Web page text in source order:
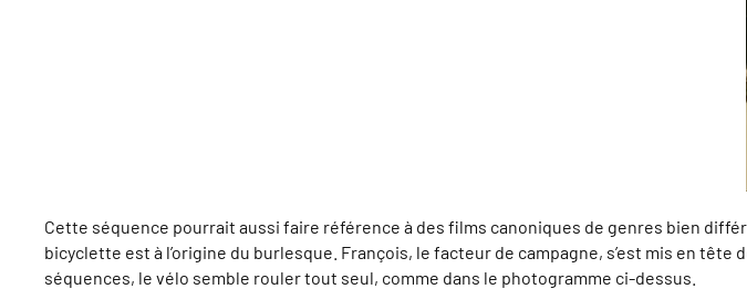
Cette séquence pourrait aussi faire référence à des films canoniques de genres bien
bicyclette est à l’origine du burlesque. François, le facteur de campagne, s’est mis en tête
séquences, le vélo semble rouler tout seul, comme dans le photogramme ci-dessus.